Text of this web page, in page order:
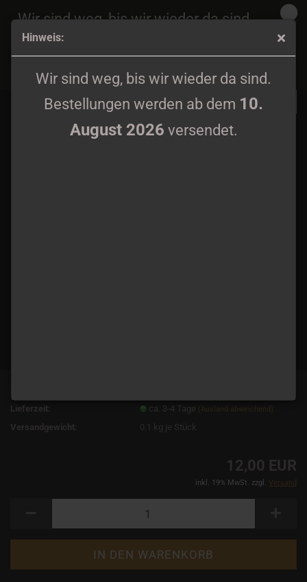
Hinweis:
Wir sind weg, bis wir wieder da sind.
Bestellungen werden ab dem 10.
August 2026 versendet.
Wir sind weg, bis wir wieder da sind.
Bestellungen werden ab dem
August 2026
versendet.
Lieferzeit:
ca. 3-4 Tage (Ausland abweichend)
Versandgewicht: 0.1 kg je Stück
12,00 EUR
inkl. 19% MwSt. zzgl. Versand